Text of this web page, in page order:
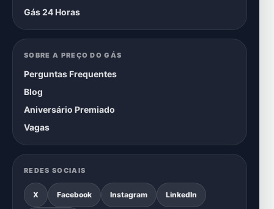
Gás 24 Horas
SOBRE A PREÇO DO GÁS
Perguntas Frequentes
Blog
Aniversário Premiado
Vagas
REDES SOCIAIS
X Facebook Instagram LinkedIn